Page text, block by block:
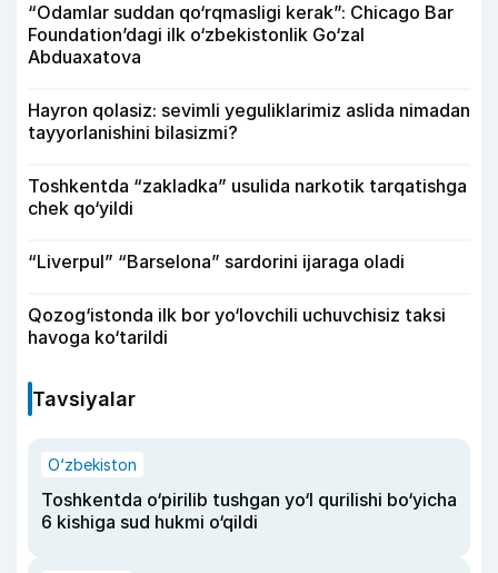
“Odamlar suddan qo‘rqmasligi kerak”: Chicago Bar
Foundation’dagi ilk o‘zbekistonlik Go‘zal
Abduaxatova
Hayron qolasiz: sevimli yeguliklarimiz aslida nimadan
tayyorlanishini bilasizmi?
Toshkentda “zakladka” usulida narkotik tarqatishga
chek qo‘yildi
“Liverpul” “Barselona” sardorini ijaraga oladi
Qozog‘istonda ilk bor yo‘lovchili uchuvchisiz taksi
havoga ko‘tarildi
Tavsiyalar
O‘zbekiston
Toshkentda o‘pirilib tushgan yo‘l qurilishi bo‘yicha
6 kishiga sud hukmi o‘qildi